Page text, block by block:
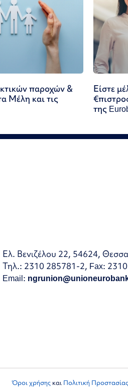
παροχών &
Μέλη και τις
Είστε
της
Ελ. Βενιζέλου 22, 54624,
Τηλ.: 2310 285781-2, Fax:
Email:
Όροι χρήσης και Πολιτική